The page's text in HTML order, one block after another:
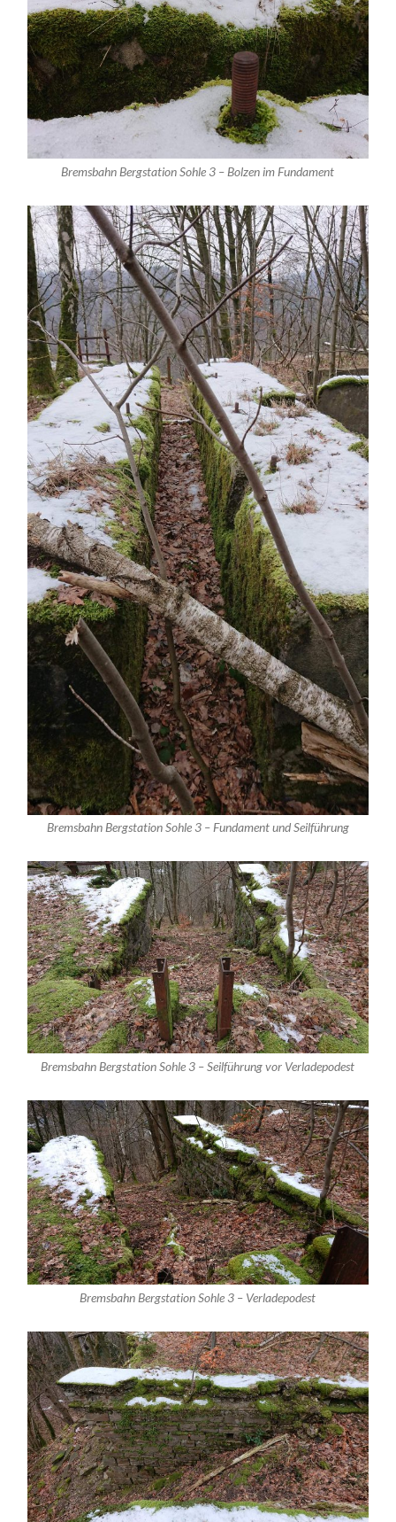
Bremsbahn Bergstation Sohle 3 – Bolzen im Fundament
Bremsbahn Bergstation Sohle 3 – Fundament und Seilführung
Bremsbahn Bergstation Sohle 3 – Seilführung vor Verladepodest
Bremsbahn Bergstation Sohle 3 – Verladepodest